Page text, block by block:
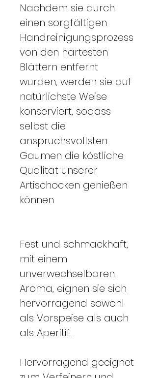
Nachdem sie durch
einen sorgfältigen
Handreinigungsprozess
von den härtesten
Blättern entfernt
wurden, werden sie auf
natürlichste Weise
konserviert, sodass
selbst die
anspruchsvollsten
Gaumen die köstliche
Qualität unserer
Artischocken genießen
können.
Fest und schmackhaft,
mit einem
unverwechselbaren
Aroma, eignen sie sich
hervorragend sowohl
als Vorspeise als auch
als Aperitif.
Hervorragend geeignet